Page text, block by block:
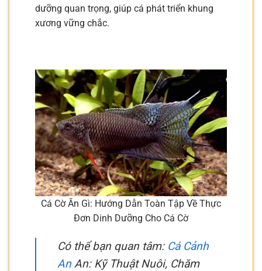
dưỡng quan trọng, giúp cá phát triển khung
xương vững chắc.
Cá Cờ Ăn Gì: Hướng Dẫn Toàn Tập Về Thực
Đơn Dinh Dưỡng Cho Cá Cờ
Có thể bạn quan tâm: Cá Cảnh
AnAn: Kỹ Thuật Nuôi, Chăm